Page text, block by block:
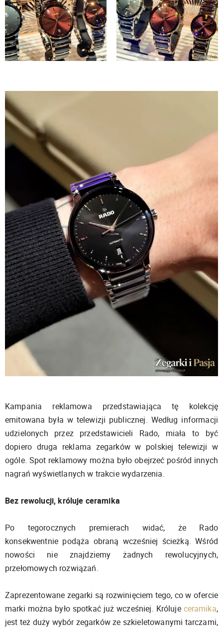
Kampania reklamowa przedstawiająca tę kolekcję
emitowana była w telewizji publicznej. Według informacji
udzielonych przez przedstawicieli Rado, miała to być
dopiero druga reklama zegarków w polskiej telewizji w
ogóle. Spot reklamowy można było obejrzeć pośród innych
nagrań wyświetlanych w trakcie wydarzenia.
Bez rewolucji, króluje ceramika
Po tegorocznych premierach widać, że Rado
konsekwentnie podąża obraną wcześniej ścieżką. Wśród
nowości nie znajdziemy żadnych rewolucyjnych,
przełomowych rozwiązań.
Zaprezentowane zegarki są rozwinięciem tego, co w ofercie
marki można było spotkać już wcześniej. Króluje ceramika,
jest też duży wybór zegarków ze szkieletowanymi tarczami,